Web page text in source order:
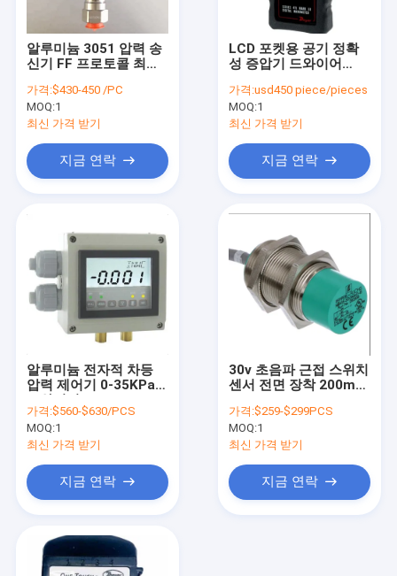
프로그램 논리 제어기
레벨 스위치를 표류시키세요
공압 밸브 포지셔너
온도 감기지 센서
제어 밸브류
고정밀도 유량계
물속에 잠길 수 있는 물 펌프
증압기 다양성
초음파 레벨계
알루미늄 3051 압력 송
신기 FF 프로토콜 최대
3051CD/3051CA /
3051TG
가격:$430-450 /PC
MOQ:1
최신 가격 받기
지금 연락
LCD 포켓용 공기 정확
성 증압기 드와이어
가격:usd450 piece/pieces
MOQ:1
최신 가격 받기
지금 연락
알루미늄 전자적 차등
압력 제어기 0-35KPa
DHII-007
가격:$560-$630/PCS
MOQ:1
최신 가격 받기
지금 연락
30v 초음파 근접 스위치
센서 전면 장착 200mA
V15 초음파 센서
가격:$259-$299PCS
MOQ:1
최신 가격 받기
지금 연락